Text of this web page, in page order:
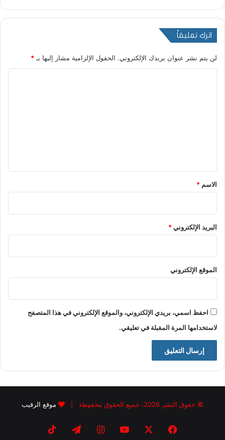
اترك تعليقاً
لن يتم نشر عنوان بريدك الإلكتروني. الحقول الإلزامية مشار إليها بـ*
*
الاسم *
البريد الإلكتروني*
الموقع الإلكتروني
احفظ اسمي، بريدي الإلكتروني، والموقع الإلكتروني في هذا المتصفح
لاستخدامها المرة المقبلة في تعليقي.
© حقوق النشر 2026، جميع الحقوق محفوظة | موقع الرقيب
فيسبوك يوتيوب انستقرام تيلقرام